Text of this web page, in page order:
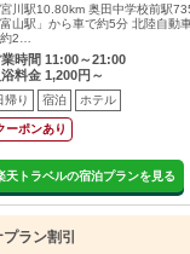
川駅10.80km 奥田中学校前駅
富山駅」から車で約5分 北陸自動
2…
時間 11:00～21:00
浴料金 1,200円～
帰り 宿泊 ホテル
ーポンあり
天トラベルの宿泊プランを見る
ラン割引